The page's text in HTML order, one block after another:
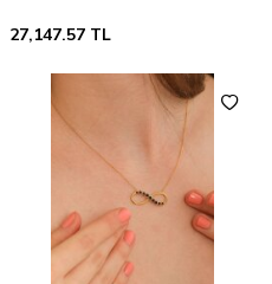
27,147.57 TL